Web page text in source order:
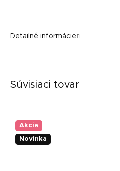
Detailné informácie
Súvisiaci tovar
Akcia
Novinka